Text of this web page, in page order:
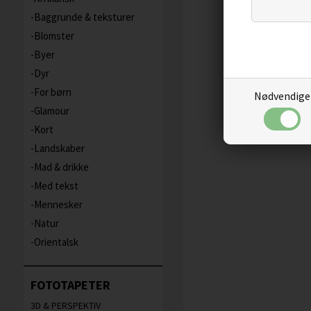
Nødvendige
Baggrunde & teksturer
Blomster
Byer
Dyr
For børn
Glamour
Kort
Landskaber
Mad & drikke
Med tekst
Mennesker
Natur
Orientalsk
FOTOTAPETER
3D & PERSPEKTIV